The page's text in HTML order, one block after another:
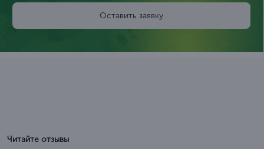
Оставить заявку
Читайте отзывы